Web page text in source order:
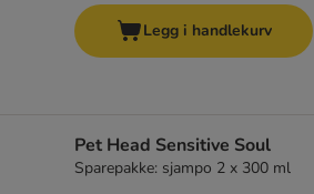
Legg i handlekurv
Pet Head Sensitive Soul
Sparepakke: sjampo 2 x 300 ml